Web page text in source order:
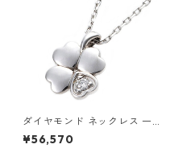
ダイヤモンド ネックレス 一粒
0.014ct プラチナ Pt900 四
葉 クローバーモチーフ ペンダ
¥56,570